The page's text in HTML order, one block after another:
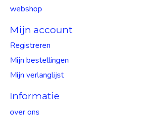
webshop
Mijn account
Registreren
Mijn bestellingen
Mijn verlanglijst
Informatie
over ons